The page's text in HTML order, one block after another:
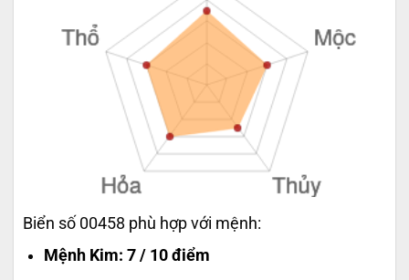
Biển số 00458 phù hợp với mệnh:
Mệnh Kim: 7 / 10 điểm